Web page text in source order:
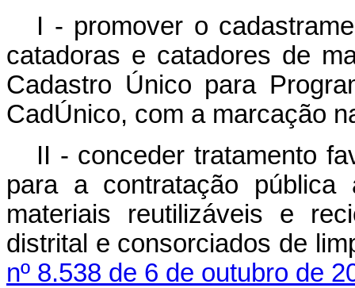
I - promover o
catadoras e catadores de
Cadastro Único para
CadÚnico, com a marcação
II - conceder tratamento
para a contratação
materiais reutilizáveis e
distrital e consorciados de
nº 8.538 de 6 de outubro de